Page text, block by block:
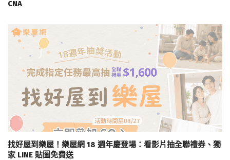
CNA
找好屋到樂屋！樂屋網 18 週年慶登場：看影片抽全聯禮券、獨
家 LINE 貼圖免費送